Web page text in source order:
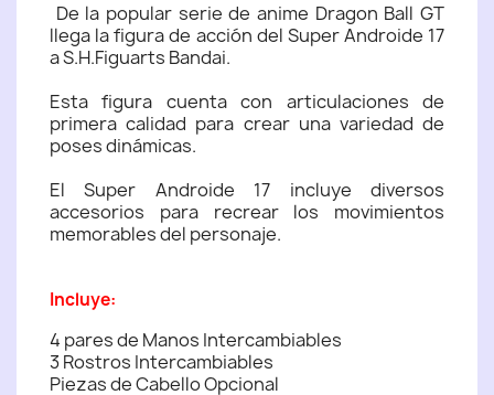
De la popular serie de anime Dragon Ball GT
llega la figura de acción del Super Androide 17
a S.H.Figuarts Bandai.
Esta figura cuenta con articulaciones de
primera calidad para crear una variedad de
poses dinámicas.
El Super Androide 17 incluye diversos
accesorios para recrear los movimientos
memorables del personaje.
Incluye:
4 pares de Manos Intercambiables
3 Rostros Intercambiables
Piezas de Cabello Opcional